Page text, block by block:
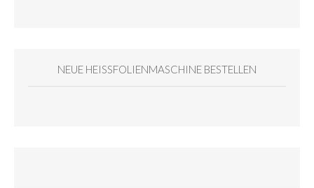
NEUE HEISSFOLIENMASCHINE BESTELLEN